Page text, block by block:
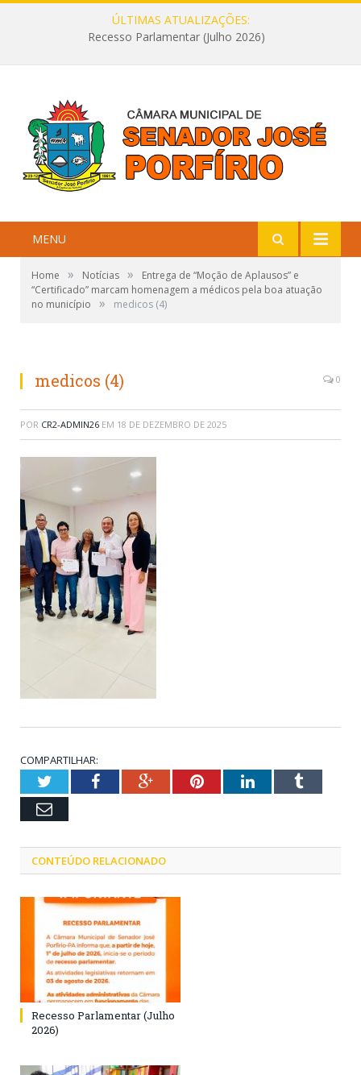
ÚLTIMAS ATUALIZAÇÕES:
Recesso Parlamentar (Julho 2026)
MENU
Home » Notícias »
Entrega de “Moção de Aplausos” e
“Certificado” marcam homenagem a médicos pela boa atuação
no município
» medicos (4)
medicos (4) 0
POR CR2-ADMIN26 EM 18 DE DEZEMBRO DE 2025
COMPARTILHAR:
TwitterFacebookGoogle+PinterestLinkedInTumblr
Email
CONTEÚDO RELACIONADO
Recesso Parlamentar (Julho
2026)